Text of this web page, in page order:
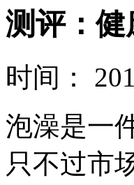
测评：
时间：
泡澡是一
只不过市